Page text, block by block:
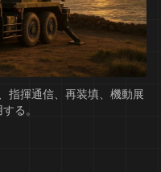
指揮通信、再装填、機動展
る。